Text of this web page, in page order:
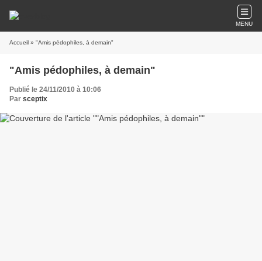
MENU
Accueil » "Amis pédophiles, à demain"
"Amis pédophiles, à demain"
Publié le 24/11/2010 à 10:06
Par sceptix